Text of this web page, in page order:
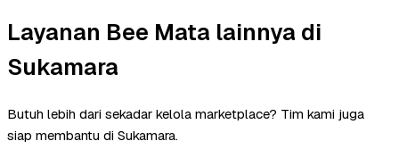
Layanan Bee Mata lainnya di
Sukamara
Butuh lebih dari sekadar kelola marketplace? Tim kami juga
siap membantu di Sukamara.